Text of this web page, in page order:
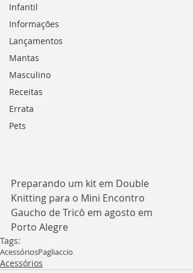
Infantil
Informações
Lançamentos
Mantas
Masculino
Receitas
Errata
Pets
Preparando um kit em Double
Knitting para o Mini Encontro
Gaucho de Tricô em agosto em
Porto Alegre
Tags:
AcessóriosPagliaccio
Acessórios